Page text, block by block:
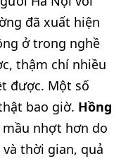
đã xuất hiện
ở trong nghề
thậm chí nhiều
được. Một số
bao giờ. Hồng
nhợt hơn do
thời gian, quả